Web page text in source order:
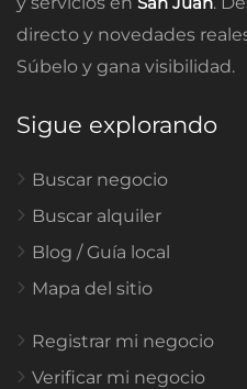
directo y novedades
Súbelo y gana visibilidad.
Sigue explorando
Buscar negocio
Buscar alquiler
Blog / Guía local
Mapa del sitio
Registrar mi negocio
Verificar mi negocio